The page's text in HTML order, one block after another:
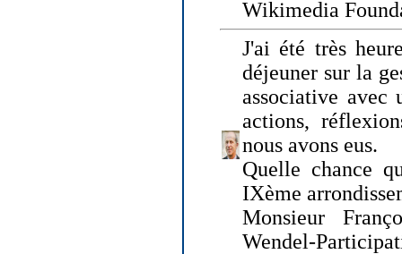
Wikimedia
J'ai été très
déjeuner sur la
associative avec
actions,
nous avons eus.
Quelle chance
IXème
Monsieur
Wendel-